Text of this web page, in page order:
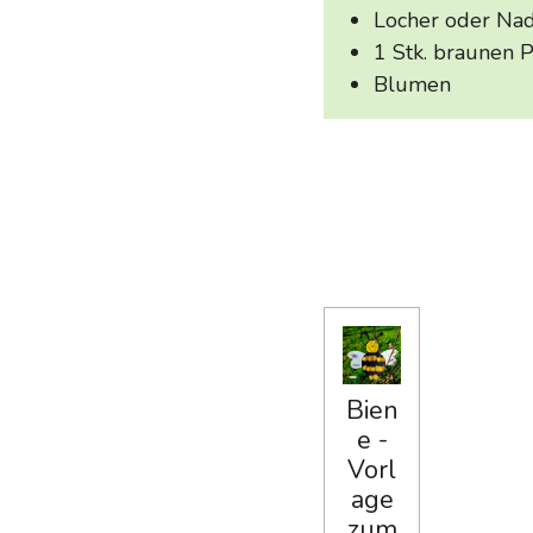
Locher oder
1 Stk. braunen
Blumen
Bien
e -
Vorl
age